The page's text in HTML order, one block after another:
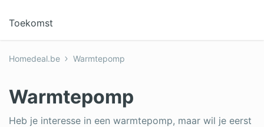
Rolluiken
Schilder
Toekomst
Homedeal.be Warmtepomp
Warmtepomp
Heb je interesse in een warmtepomp, maar wil je eerst